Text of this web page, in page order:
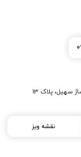
سهیل، پلاک 13
نقشه ویز